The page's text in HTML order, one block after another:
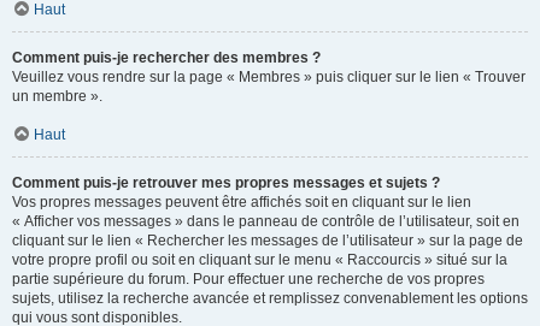
Haut
Comment puis-je rechercher des membres ?
Veuillez vous rendre sur la page « Membres » puis cliquer sur le lien « Trouver
un membre ».
Haut
Comment puis-je retrouver mes propres messages et sujets ?
Vos propres messages peuvent être affichés soit en cliquant sur le lien
« Afficher vos messages » dans le panneau de contrôle de l’utilisateur, soit en
cliquant sur le lien « Rechercher les messages de l’utilisateur » sur la page de
votre propre profil ou soit en cliquant sur le menu « Raccourcis » situé sur la
partie supérieure du forum. Pour effectuer une recherche de vos propres
sujets, utilisez la recherche avancée et remplissez convenablement les options
qui vous sont disponibles.